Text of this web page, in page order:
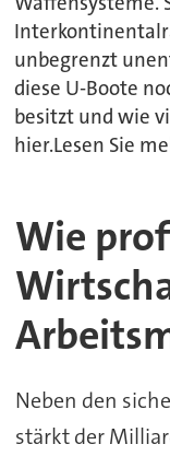
unbegrenzt
diese U-Boote
besitzt und wie
hier.Lesen Sie
Wie
Neben den
stärkt der